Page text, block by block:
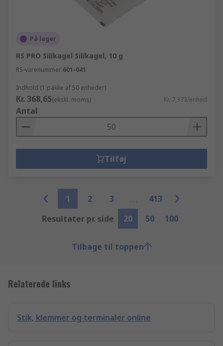
På lager
RS PRO Silikagel Silikagel, 10 g
RS-varenummer 601-041
Indhold (1 pakke af 50 enheder)
Kr. 368,65(ekskl. moms) Kr. 7,373/enhed
Antal
Tilføj
1 2 3
413
Resultater pr. side
20 50 100
Tilbage til toppen
Relaterede links
Stik, klemmer og terminaler online